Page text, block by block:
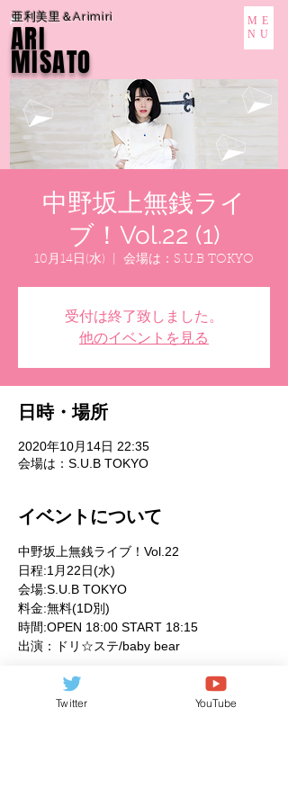
亜利美里＆Arimiri
ARI
MISATO
ME
NU
中野坂上無銭ライ
ブ！Vol.22 (1)
10月14日(水) 会場は：S.U.B TOKYO
受付は終了致しました。
他のイベントを見る
日時・場所
2020年10月14日 22:35
会場は：S.U.B TOKYO
イベントについて
中野坂上無銭ライブ！Vol.22
日程:1月22日(水)
会場:S.U.B TOKYO
料金:無料(1D別)
時間:OPEN 18:00 START 18:15
出演：ドリ☆ステ/baby bear
さらに表示
Twitter YouTube